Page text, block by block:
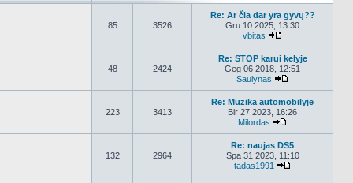
85 3526
Re: Ar čia dar yra gyvų??
Gru 10 2025, 13:30
vbitas
48 2424
Re: STOP karui kelyje
Geg 06 2018, 12:51
Saulynas
223 3413
Re: Muzika automobilyje
Bir 27 2023, 16:26
Milordas
132 2964
Re: naujas DS5
Spa 31 2023, 11:10
tadas1991